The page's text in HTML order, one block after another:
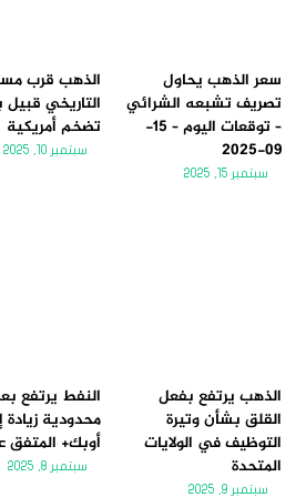
سعر الذهب يحاول
تصريف تشبعه الشرائي
– توقعات اليوم – 15-
09-2025
سبتمبر 15, 2025
الذهب قرب
التاريخي قبيل
تضخم أمريكية
سبتمبر 10, 2025
الذهب يرتفع بفعل
القلق بشأن وتيرة
التوظيف في الولايات
المتحدة
سبتمبر 9, 2025
النفط يرتفع
محدودية زيادة
أوبك+ المتفق
سبتمبر 8, 2025